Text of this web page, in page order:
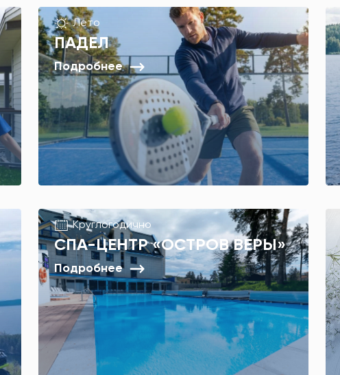
Лето
ПАДЕЛ
Подробнее
Круглогодично
СПА-ЦЕНТР «ОСТРОВ ВЕРЫ»
Подробнее